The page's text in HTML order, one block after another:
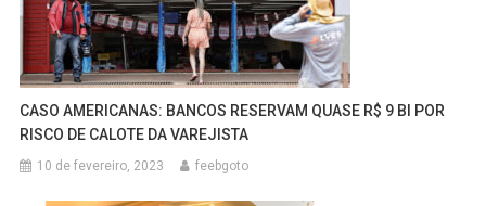
CASO AMERICANAS: BANCOS RESERVAM QUASE R$ 9 BI POR
RISCO DE CALOTE DA VAREJISTA
10 de fevereiro, 2023 feebgoto